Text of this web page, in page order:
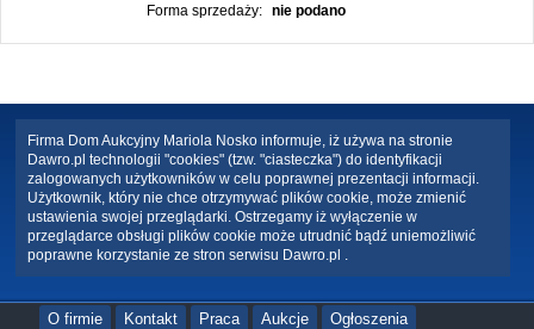
Forma sprzedaży:
nie podano
Firma Dom Aukcyjny Mariola Nosko informuje, iż używa na stronie
Dawro.pl technologii "cookies" (tzw. "ciasteczka") do identyfikacji
zalogowanych użytkowników w celu poprawnej prezentacji informacji.
Użytkownik, który nie chce otrzymywać plików cookie, może zmienić
ustawienia swojej przeglądarki. Ostrzegamy iż wyłączenie w
przeglądarce obsługi plików cookie może utrudnić bądź uniemożliwić
poprawne korzystanie ze stron serwisu Dawro.pl .
O firmie Kontakt Praca Aukcje Ogłoszenia